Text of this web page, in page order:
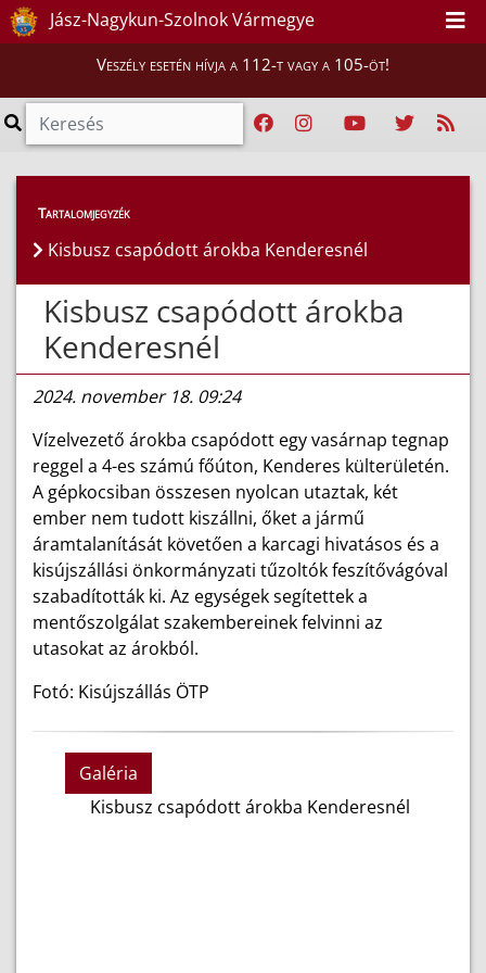
Jász-Nagykun-Szolnok Vármegye
Veszély esetén hívja a 112-t vagy a 105-öt!
Híreink > Hírek
Tartalomjegyzék
Kisbusz csapódott árokba Kenderesnél
Kisbusz csapódott árokba
Kenderesnél
2024. november 18. 09:24
Vízelvezető árokba csapódott egy vasárnap tegnap
reggel a 4-es számú főúton, Kenderes külterületén.
A gépkocsiban összesen nyolcan utaztak, két
ember nem tudott kiszállni, őket a jármű
áramtalanítását követően a karcagi hivatásos és a
kisújszállási önkormányzati tűzoltók feszítővágóval
szabadították ki. Az egységek segítettek a
mentőszolgálat szakembereinek felvinni az
utasokat az árokból.
Fotó: Kisújszállás ÖTP
Galéria
Kisbusz csapódott árokba Kenderesnél